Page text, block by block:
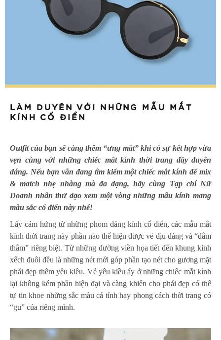
LÀM DUYÊN VỚI NHỮNG MẪU MẮT
KÍNH CỔ ĐIỂN
Outfit của bạn sẽ càng thêm “ưng mắt” khi có sự kết hợp vừa
vẹn cùng với những chiếc mắt kính thời trang đầy duyên
dáng. Nếu bạn vẫn đang tìm kiếm một chiếc mắt kính để mix
& match nhẹ nhàng mà đa dạng, hãy cùng Tạp chí Nữ
Doanh nhân thử dạo xem một vòng những mẫu kính mang
màu sắc cổ điển này nhé!
Lấy cảm hứng từ những phom dáng kính cổ điển, các mẫu mắt
kính thời trang này phần nào thể hiện được vẻ dịu dàng và “đằm
thắm” riêng biệt. Từ những đường viền họa tiết đến khung kính
xếch đuôi đều là những nét mới góp phần tạo nét cho gương mặt
phái đẹp thêm yêu kiều. Vẻ yêu kiều ấy ở những chiếc mắt kính
lại không kém phần hiện đại và càng khiến cho phái đẹp có thể
tự tin khoe những sắc màu cá tính hay phong cách thời trang có
“gu” của riêng mình.